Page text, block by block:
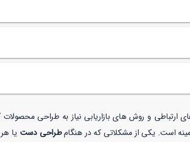
های ارتباطی و روش های بازاریابی نیاز به طراحی
است. یکی از مشکلاتی که در هنگامطراحی دست یا